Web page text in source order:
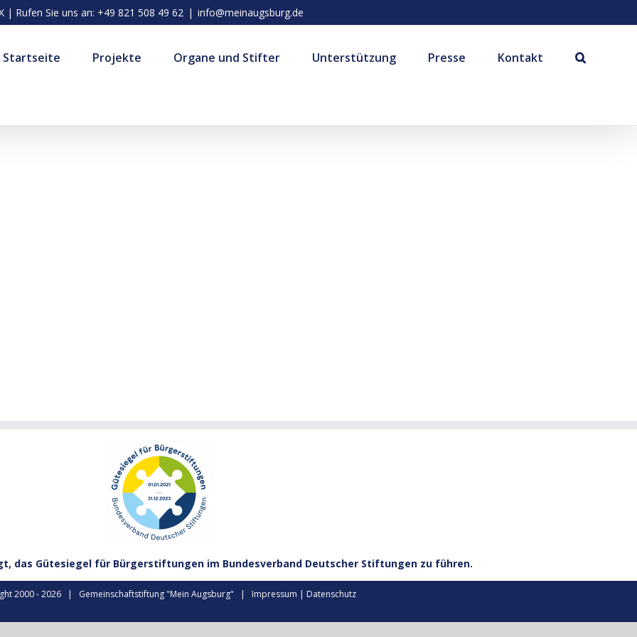
| Rufen Sie uns an: +49 821 508 49 62 | info@meinaugsburg.de
Startseite Projekte Organe und Stifter Unterstützung Presse Kontakt
das Gütesiegel für Bürgerstiftungen im Bundesverband Deutscher Stiftungen zu führen.
2000 -2026 | Gemeinschaftstiftung "Mein Augsburg" | Impressum | Datenschutz